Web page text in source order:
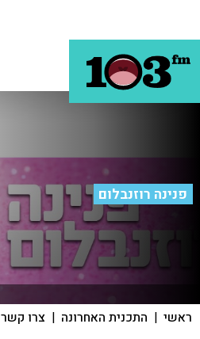
פנינה רוזנבלום
ראשי | התכנית האחרונה | צרו קשר